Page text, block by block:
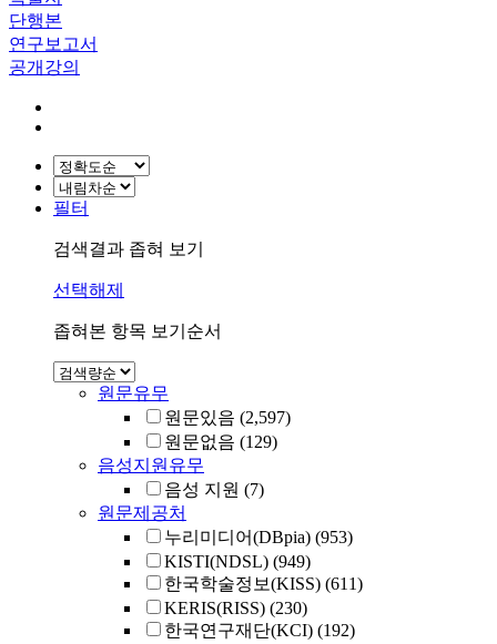
단행본
연구보고서
공개강의
필터
검색결과 좁혀 보기
선택해제
좁혀본 항목 보기순서
원문유무
원문있음 (2,597)
원문없음 (129)
음성지원유무
음성 지원 (7)
원문제공처
누리미디어(DBpia) (953)
KISTI(NDSL) (949)
한국학술정보(KISS) (611)
KERIS(RISS) (230)
한국연구재단(KCI) (192)